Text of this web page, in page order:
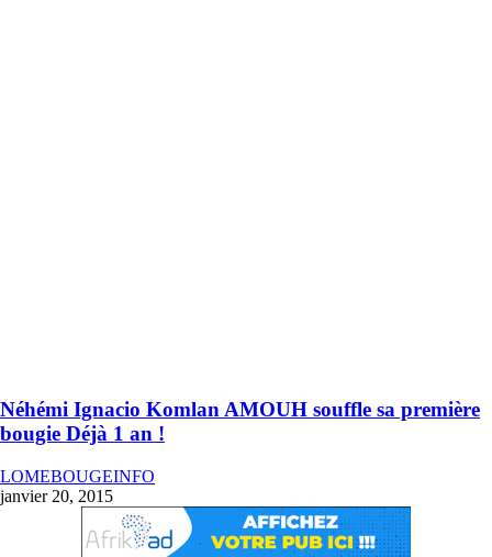
Néhémi Ignacio Komlan AMOUH souffle sa première
bougie Déjà 1 an !
LOMEBOUGEINFO
janvier 20, 2015